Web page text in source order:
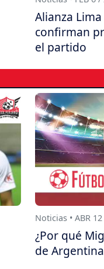
Alianza
confirman
el partido
Noticias • ABR
¿Por qué
de